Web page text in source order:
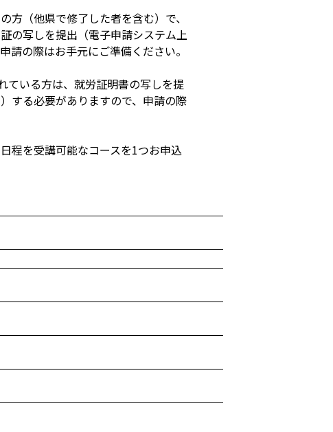
方（他県で修了した者を含む）で、
の写しを提出（電子申請システム上
請の際はお手元にご準備ください。
ている方は、就労証明書の写しを提
する必要がありますので、申請の際
程を受講可能なコースを1つお申込